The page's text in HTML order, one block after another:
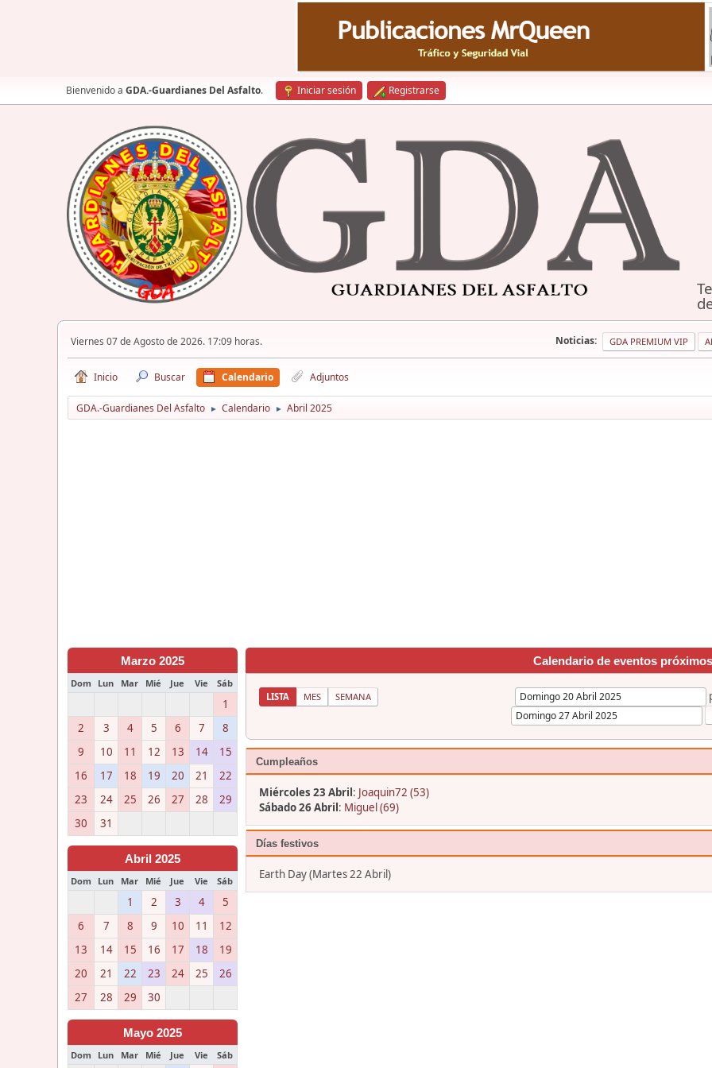
Bienvenido a GDA.-Guardianes Del Asfalto. Iniciar sesión Registrarse
Viernes 07 de Agosto de 2026. 17:09 horas. Noticias: GDA PREMIUM VIP
Inicio Buscar Calendario Adjuntos
GDA.-Guardianes Del Asfalto ► Calendario ► Abril 2025
Marzo 2025
Dom Lun Mar Mié Jue Vie Sáb
1
2
3 4 5 6 7
8
9
10 11 12 13 14
15
16
17 18 19 20 21
22
23
24 25 26 27 28
29
30
31
Abril 2025
Dom Lun Mar Mié Jue Vie Sáb
1 2 3 4
5
6
7 8 9 10 11
12
13
14 15 16 17 18
19
20
21 22 23 24 25
26
27
28 29 30
Mayo 2025
Dom Lun Mar Mié Jue Vie Sáb
Calendario de eventos próximos
LISTA MES SEMANA
Cumpleaños
Miércoles 23 Abril: Joaquin72 (53)
Sábado 26 Abril: Miguel (69)
Días festivos
Earth Day (Martes 22 Abril)